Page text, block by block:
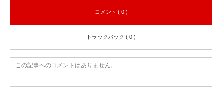
コメント ( 0 )
トラックバック ( 0 )
この記事へのコメントはありません。